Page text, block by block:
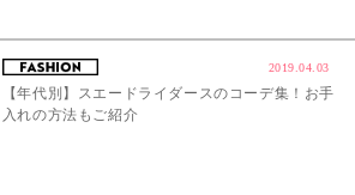
2019.04.03
【年代別】スエードライダースのコーデ集！お手
入れの方法もご紹介